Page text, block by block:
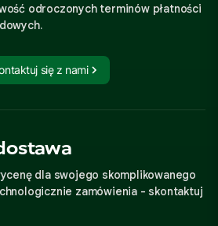
odroczonych terminów płatności
się z nami
dla swojego skomplikowanego
zamówienia - skontaktuj